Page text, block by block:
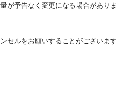
が予告なく変更になる場合があり
ルをお願いすることがございま